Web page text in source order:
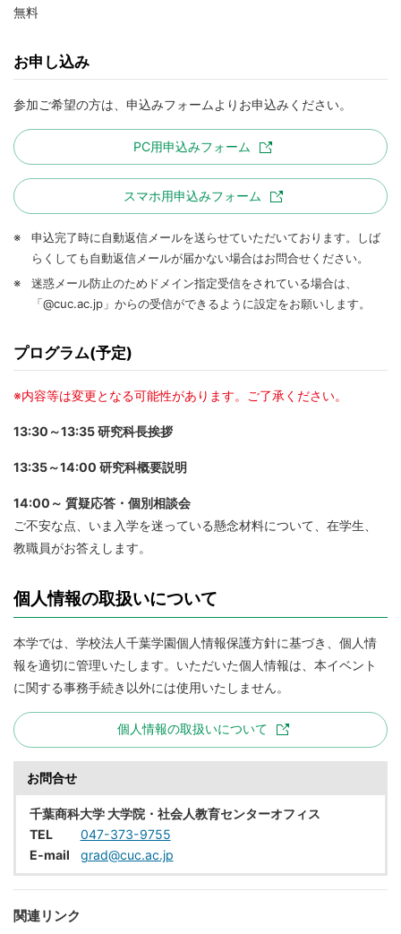
無料
お申し込み
参加ご希望の方は、申込みフォームよりお申込みください。
PC用申込みフォーム
スマホ用申込みフォーム
※
申込完了時に自動返信メールを送らせていただいております。しば
らくしても自動返信メールが届かない場合はお問合せください。
※
迷惑メール防止のためドメイン指定受信をされている場合は、
「@cuc.ac.jp」からの受信ができるように設定をお願いします。
プログラム(予定)
※内容等は変更となる可能性があります。ご了承ください。
13:30～13:35 研究科長挨拶
13:35～14:00 研究科概要説明
14:00～ 質疑応答・個別相談会
ご不安な点、いま入学を迷っている懸念材料について、在学生、
教職員がお答えします。
個人情報の取扱いについて
本学では、学校法人千葉学園個人情報保護方針に基づき、個人情
報を適切に管理いたします。いただいた個人情報は、本イベント
に関する事務手続き以外には使用いたしません。
個人情報の取扱いについて
お問合せ
千葉商科大学 大学院・社会人教育センターオフィス
TEL
047-373-9755
E-mail
grad@cuc.ac.jp
関連リンク